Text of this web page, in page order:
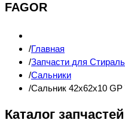
FAGOR
Главная
Запчасти для
Сальники
Сальник 42x62x10
Каталог запчастей